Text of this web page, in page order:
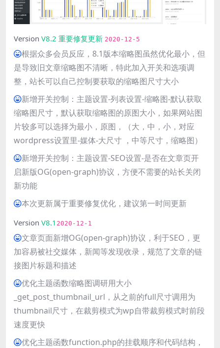
giriş
Version V8.2 重要修复更新 2020-12-5
根据众多会员反应，8.1版本缩略图虽然优化最小，但
是导致旧文章缩略图不清晰，特此加入开关和选项调
整，站长可以自己控制要获取的缩略图尺寸大小
新增开关控制：主题设置-列表设置-缩略图-默认获取
缩略图尺寸，默认获取缩略图的原图大小，如果网站图
片较多可以选择为最小，原图，（大，中，小，对应
wordpress设置里-媒体-大尺寸 ，中等尺寸，缩略图）
新增开关控制：主题设置-SEO设置-是否在文章页开
启新版OG(open-graph)协议，方便不需要的站长关闭
新功能
本次更新属于重要修复优化，建议第一时间更新
Version V8.1 2020-12-1
文章页面新增OG(open-graph)协议，利于SEO，更
加容易被社交媒体，新闻等发现收录，规范了文章的链
接图片标题和描述
优化主题函数缩略图调研用大小
_get_post_thumbnail_url，从之前的full尺寸调用为
thumbnail尺寸，在裁剪模式为wp自带裁剪模式时前段
速度更快
优化主题函数function.php的挂载顺序和代码结构，